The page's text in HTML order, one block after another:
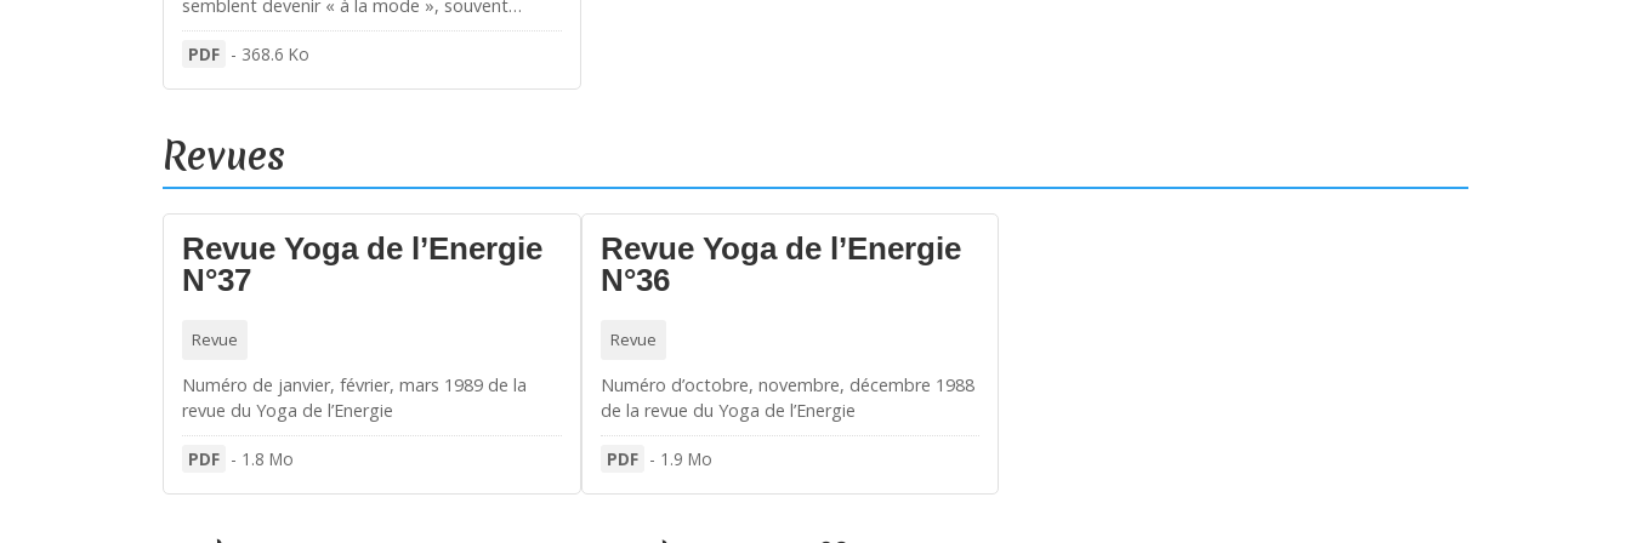
semblent devenir « à la mode », souvent…
PDF - 368.6 Ko
Revues
Revue Yoga de l’Energie
N°37
Revue
Numéro de janvier, février, mars 1989 de la
revue du Yoga de l’Energie
PDF - 1.8 Mo
Revue Yoga de l’Energie
N°36
Revue
Numéro d’octobre, novembre, décembre 1988
de la revue du Yoga de l’Energie
PDF - 1.9 Mo